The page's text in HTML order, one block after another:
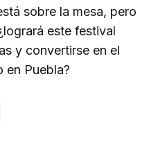
sobre la mesa, pero
este festival
y convertirse en el
en Puebla?